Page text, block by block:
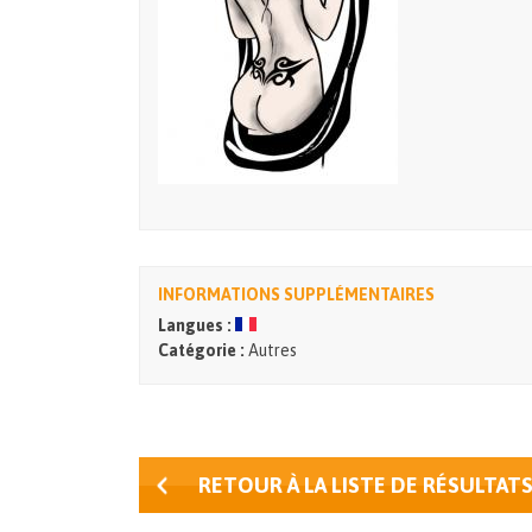
INFORMATIONS SUPPLÉMENTAIRES
Langues :
Catégorie : Autres
RETOUR À LA LISTE DE RÉSULTATS